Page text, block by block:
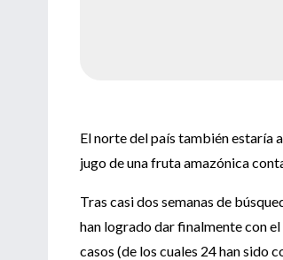
El norte del país también estaría
jugo de una fruta amazónica
Tras casi dos semanas de
han logrado dar finalmente con
casos (de los cuales 24 han sido